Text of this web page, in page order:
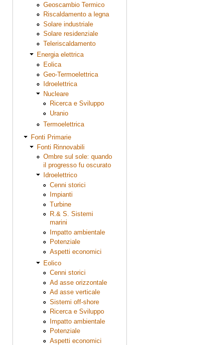
Geoscambio Termico
Riscaldamento a legna
Solare industriale
Solare residenziale
Teleriscaldamento
Energia elettrica
Eolica
Geo-Termoelettrica
Idroelettrica
Nucleare
Ricerca e Sviluppo
Uranio
Termoelettrica
Fonti Primarie
Fonti Rinnovabili
Ombre sul sole: quando
il progresso fu oscurato
Idroelettrico
Cenni storici
Impianti
Turbine
R.& S. Sistemi
marini
Impatto ambientale
Potenziale
Aspetti economici
Eolico
Cenni storici
Ad asse orizzontale
Ad asse verticale
Sistemi off-shore
Ricerca e Sviluppo
Impatto ambientale
Potenziale
Aspetti economici